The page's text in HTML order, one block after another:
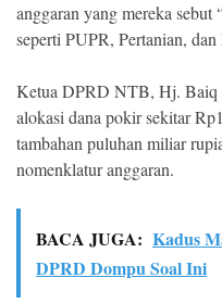
anggaran yang mereka sebut
seperti PUPR, Pertanian, dan
Ketua DPRD NTB, Hj. Baiq
alokasi dana pokir sekitar
tambahan puluhan miliar
nomenklatur anggaran.
BACA JUGA: Kadus
DPRD Dompu Soal Ini